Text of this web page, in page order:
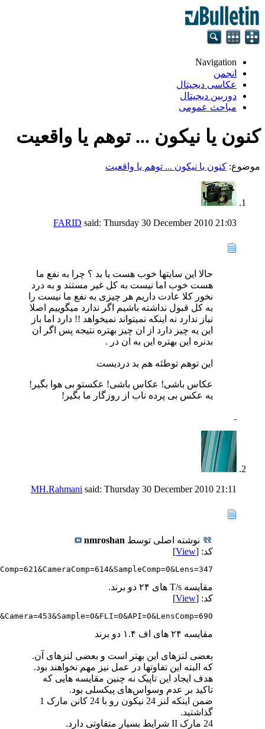
Navigation
انجمن
عکاسی دیجیتال
دوربین دیجیتال
مباحث عمومی
كنون یا نیكون ... توهم یا واقعیت
موضوع: كنون یا نیكون ... توهم یا واقعیت
FARID said: Thursday 30 December 2010 21:03
حالا این سایتها خوب هست یا بد ؟ چرا به نفع ما
هست خوب اما نیست به کل غیر مستند و به درد
نخور کلا عادت داریم هر چیزی به نفع ما نیست را
به کل قبول نداشته باشیم اگر ندارد میگوییم اصلا
نیاز ندارد نه اینکه نمیتواند نمیخواهد !! دارد اما باز
این یه چیز دارد از ان چیز بهتره نتیجه پس اگر ان
بدنره این بهتره این به ان در .
این توهم توطئه هم بد دردیست
عکاس باشی! عکاس باشی! عکستو بی هوا بگیر!
یه عکس بی پرده ناب از روزگار ما بگیر!
MH.Rahmani said: Thursday 30 December 2010 21:11
نوشته اصلی توسط nmroshan
کد: [View
]
مقایسه T/s های ۲۴ دو برند.
کد: [View
]
مقایسه ۲۴ های اف ۱.۴ دو برند
بعضی لنزهای این بهتر است و بعضی لنزهای آن.
که البته این تفاوتها در عمل نیز مهم نخواهند بود.
هدف ایجاد این تاپیک نه چنین مقایسه هایی که
تاکید بر عدم وسواس‌های پیکسلی بود.
ضمن اینکه لنز 24 نیکون رو با 24 کانن مارک 1
گذاشتید.
24 مارک II شرایط بسیار متفاوتی دارد.